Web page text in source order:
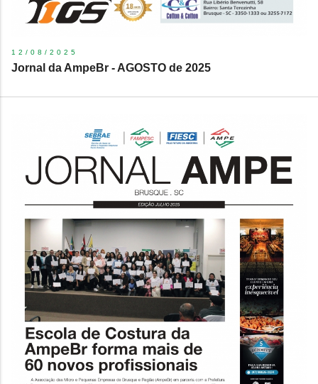
12/08/2025
Jornal da AmpeBr - AGOSTO de 2025